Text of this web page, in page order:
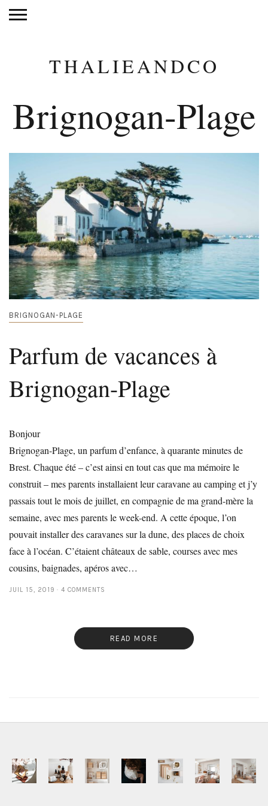
THALIEANDCO
Brignogan-Plage
BRIGNOGAN-PLAGE
Parfum de vacances à
Brignogan-Plage
Bonjour
Brignogan-Plage, un parfum d’enfance, à quarante minutes de
Brest. Chaque été – c’est ainsi en tout cas que ma mémoire le
construit – mes parents installaient leur caravane au camping et j’y
passais tout le mois de juillet, en compagnie de ma grand-mère la
semaine, avec mes parents le week-end. A cette époque, l’on
pouvait installer des caravanes sur la dune, des places de choix
face à l’océan. C’étaient châteaux de sable, courses avec mes
cousins, baignades, apéros avec…
JUIL 15, 2019 4 COMMENTS
READ MORE